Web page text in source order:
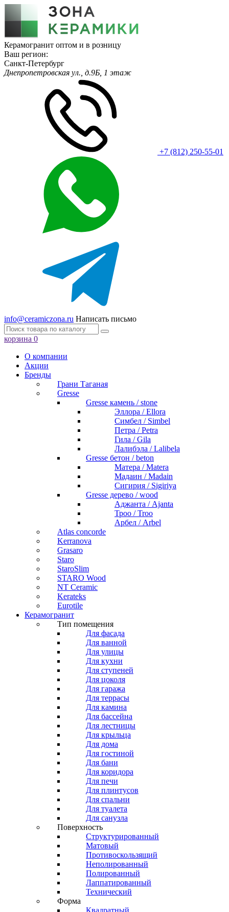
Керамогранит оптом и в розницу
Ваш регион:
Санкт-Петербург
Днепропетровская ул., д.9Б, 1 этаж
+7 (812) 250-55-01
info@ceramiczona.ru Написать письмо
корзина 0
О компании
Акции
Бренды
Грани Таганая
Gresse
Gresse камень / stone
Эллора / Ellora
Симбел / Simbel
Петра / Petra
Гила / Gila
Лалибэла / Lalibela
Gresse бетон / beton
Матера / Matera
Мадаин / Madain
Сигирия / Sigiriya
Gresse дерево / wood
Аджанта / Ajanta
Троо / Troo
Арбел / Arbel
Atlas concorde
Kerranova
Grasaro
Staro
StaroSlim
STARO Wood
NT Ceramic
Kerateks
Eurotile
Керамогранит
Тип помещения
Для фасада
Для ванной
Для улицы
Для кухни
Для ступеней
Для цоколя
Для гаража
Для террасы
Для камина
Для бассейна
Для лестницы
Для крыльца
Для дома
Для гостиной
Для бани
Для коридора
Для печи
Для плинтусов
Для спальни
Для туалета
Для санузла
Поверхность
Структурированный
Матовый
Противоскользящий
Неполированный
Полированный
Лаппатированный
Технический
Форма
Квадратный